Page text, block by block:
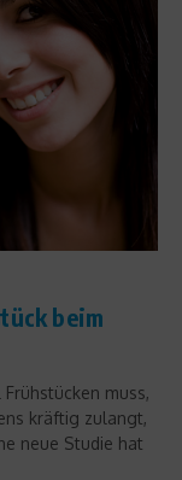
beim
muss,
kräftig zulangt,
neue Studie hat